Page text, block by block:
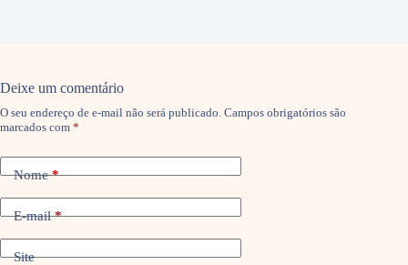
Deixe um comentário
O seu endereço de e-mail não será publicado. Campos obrigatórios são
marcados com *
Nome*
E-mail*
Site